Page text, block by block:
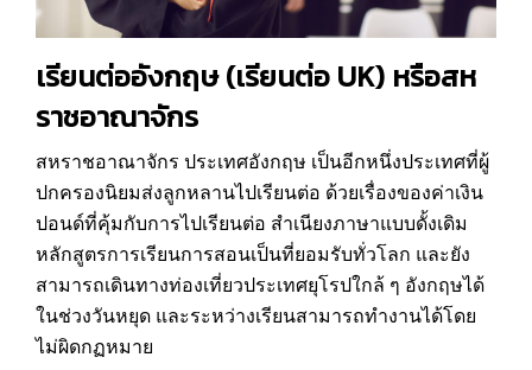
เรียนต่ออังกฤษ(เรียนต่อ UK) หรือสห
ราชอาณาจักร
สหราชอาณาจักร ประเทศอังกฤษ เป็นอีกหนึ่งประเทศที่ผู้
ปกครองนิยมส่งลูกหลานไปเรียนต่อ ด้วยเรื่องของค่าเงิน
ปอนด์ที่คุ้มกับการไปเรียนต่อ สำเนียงภาษาแบบดั้งเดิม
หลักสูตรการเรียนการสอนเป็นที่ยอมรับทั่วโลก และยัง
สามารถเดินทางท่องเที่ยวประเทศยุโรปใกล้ ๆ อังกฤษได้
ในช่วงวันหยุด และระหว่างเรียนสามารถทำงานได้โดย
ไม่ผิดกฏหมาย